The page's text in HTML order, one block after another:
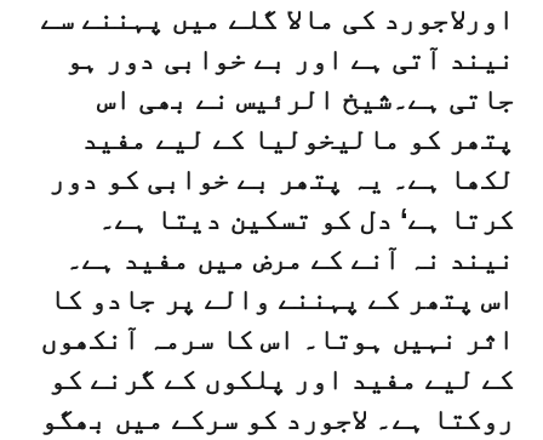
اورلاجورد کی مالا گلے میں پہننے سے
نیند آتی ہے اور بے خوابی دور ہو
جاتی ہے۔شیخ الرئیس نے بھی اس
پتھر کو مالیخولیا کے لیے مفید
لکھا ہے۔ یہ پتھر بے خوابی کو دور
کرتا ہے‘ دل کو تسکین دیتا ہے۔
نیند نہ آنے کے مرض میں مفید ہے۔
اس پتھر کے پہننے والے پر جادو کا
اثر نہیں ہوتا۔ اس کا سرمہ آنکھوں
کے لیے مفید اور پلکوں کے گرنے کو
روکتا ہے۔ لاجورد کو سرکے میں بھگو